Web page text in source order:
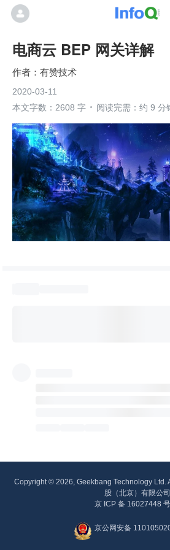
电商云 BEP 网关详解
有赞技术
2020-03-11
本文字数：2608 字
阅读完需：约 9 分
Copyright © 2026, Geekbang Technology Ltd.
股（北京）有限公司
京 ICP 备 16027448
京公网安备